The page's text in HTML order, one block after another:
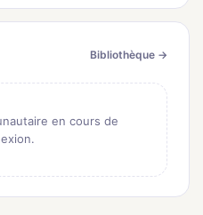
Bibliothèque →
en cours de